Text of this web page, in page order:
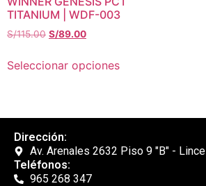
TITANIUM | WDF-003
S/115.00 S/89.00
Seleccionar opciones
Dirección:
Av. Arenales 2632 Piso 9 "B" - Lince
Teléfonos:
965 268 347